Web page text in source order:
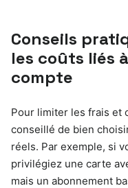
Conseils
les coûts liés
compte
Pour limiter les frais et
conseillé de bien
réels. Par exemple, si
privilégiez une carte
mais un abonnement